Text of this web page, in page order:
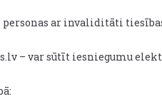
ar invaliditāti
– var sūtīt iesniegumu